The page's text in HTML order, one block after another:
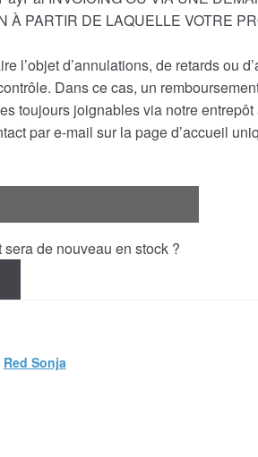
À PARTIR DE LAQUELLE VOTRE
l’objet d’annulations, de retards ou
Dans ce cas, un
toujours joignables via notre entrepôt
par e-mail sur la page d’accueil
de nouveau en stock ?
Red Sonja